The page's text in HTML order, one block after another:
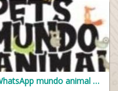
WhatsApp mundo animal 😺🐶🦉🦜